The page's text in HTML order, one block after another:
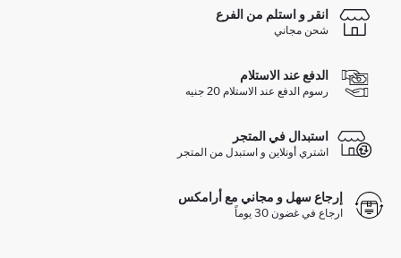
انقر و استلم من الفرع
شحن مجاني
الدفع عند الاستلام
رسوم الدفع عند الاستلام 20 جنيه
استبدال في المتجر
اشتري أونلاين و استبدل من المتجر
إرجاع سهل و مجاني مع أرامكس
ارجاع في غضون 30 يوماً